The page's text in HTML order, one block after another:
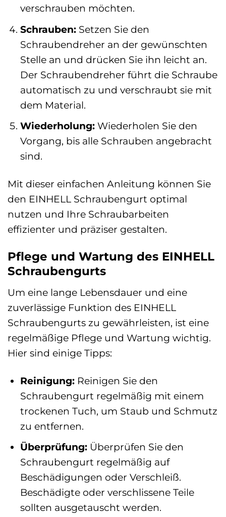
verschrauben möchten.
Schrauben:Setzen Sie den
Schraubendreher an der gewünschten
Stelle an und drücken Sie ihn leicht an.
Der Schraubendreher führt die Schraube
automatisch zu und verschraubt sie mit
dem Material.
Wiederholung:Wiederholen Sie den
Vorgang, bis alle Schrauben angebracht
sind.
Mit dieser einfachen Anleitung können Sie
den EINHELL Schraubengurt optimal
nutzen und Ihre Schraubarbeiten
effizienter und präziser gestalten.
Pflege und Wartung des EINHELL
Schraubengurts
Um eine lange Lebensdauer und eine
zuverlässige Funktion des EINHELL
Schraubengurts zu gewährleisten, ist eine
regelmäßige Pflege und Wartung wichtig.
Hier sind einige Tipps:
Reinigung:Reinigen Sie den
Schraubengurt regelmäßig mit einem
trockenen Tuch, um Staub und Schmutz
zu entfernen.
Überprüfung:Überprüfen Sie den
Schraubengurt regelmäßig auf
Beschädigungen oder Verschleiß.
Beschädigte oder verschlissene Teile
sollten ausgetauscht werden.